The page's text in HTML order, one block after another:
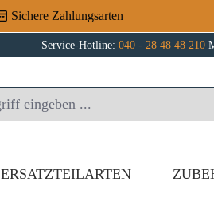
Sichere Zahlungsarten
Service-Hotline: 040 - 28 48 48 210
ERSATZTEILARTEN